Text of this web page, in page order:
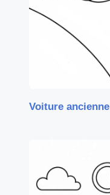
Voiture ancienne